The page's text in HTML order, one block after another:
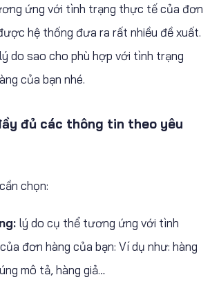
ứng với tình trạng thực tế của đơn
hệ thống đưa ra rất nhiều đề xuất.
do sao cho phù hợp với tình trạng
của bạn nhé.
đủ các thông tin theo yêu
chọn:
lý do cụ thể tương ứng với tình
đơn hàng của bạn: Ví dụ như: hàng
mô tả, hàng giả…